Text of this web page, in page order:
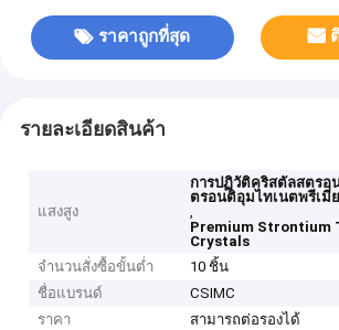
ราคาถูกที่สุด
รายละเอียดสินค้า
แสงสูง
การปฏิวัติคริสตัลสตรอ
ตรอนติอุมไทเนตพรีเมี่
,
Premium Strontium
Crystals
จำนวนสั่งซื้อขั้นต่ำ
10 ชิ้น
ชื่อแบรนด์
CSIMC
ราคา
สามารถต่อรองได้